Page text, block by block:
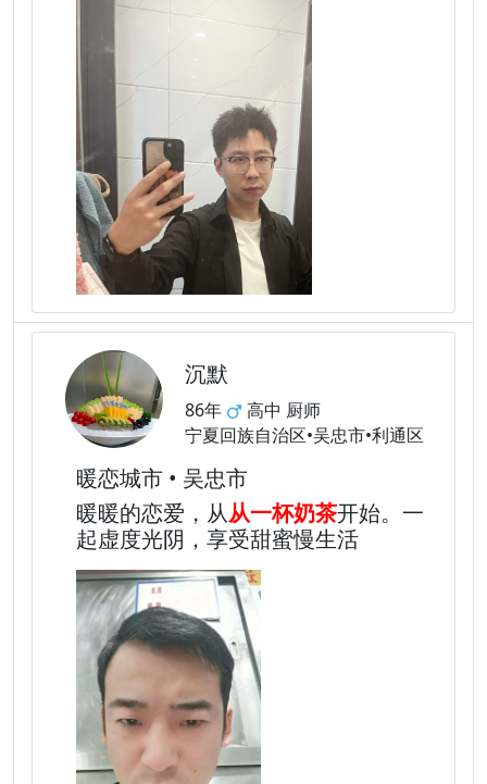
沉默
86年
高中 厨师
宁夏回族自治区•吴忠市•利通区
暖恋城市 • 吴忠市
暖暖的恋爱，从从一杯奶茶开始。一
起虚度光阴，享受甜蜜慢生活